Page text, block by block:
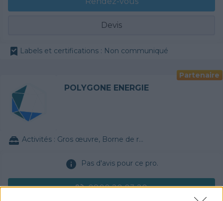
Devis
Labels et certifications : Non communiqué
Partenaire
POLYGONE ENERGIE
Activités : Gros œuvre, Borne de recharge
Pas d'avis pour ce pro.
0800 20 03 20